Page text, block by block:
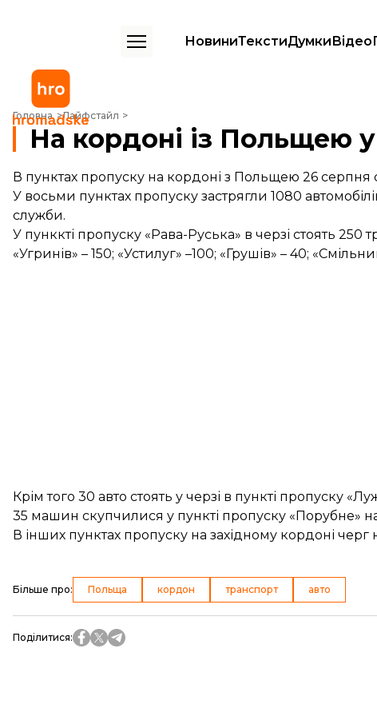
НовиниТекстиДумкиВідео
Головна Лайфстайл
На кордоні із Польщею у чергах стоять понад 1 тисяча авто
На кордоні із Польщею
В пунктах пропуску на кордоні з Польщею 26 серпня
У восьми пунктах пропуску застрягли 1080
служби.
У пунккті пропуску «Рава-Руська» в черзі стоять 250
«Угринів» – 150; «Устилуг» –100; «Грушів» – 40;
Крім того 30 авто стоять у черзі в пункті пропуску
35 машин скупчилися у пункті пропуску «Порубне» на
В інших пунктах пропуску на західному кордоні черг
Більше про: Польща кордон транспорт авто
Поділитися: